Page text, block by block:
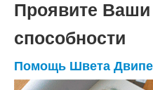
Проявите Ваши
способности
Помощь Швета Двипе